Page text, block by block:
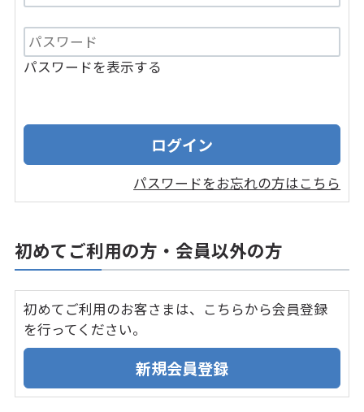
パスワードを表示する
パスワードをお忘れの方はこちら
初めてご利用の方・会員以外の方
初めてご利用のお客さまは、こちらから会員登録
を行ってください。